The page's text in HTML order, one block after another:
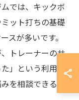
では、キックボ
ット打ちの基礎
スが多いです。
トレーナーのサ
」という利用者
を相談できる環